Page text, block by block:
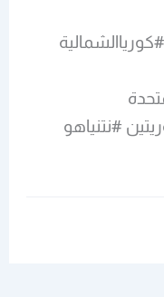
#نتنياهو